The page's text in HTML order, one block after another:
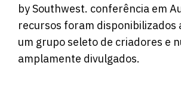
by Southwest. conferência em
recursos foram disponibilizados
um grupo seleto de criadores e
amplamente divulgados.